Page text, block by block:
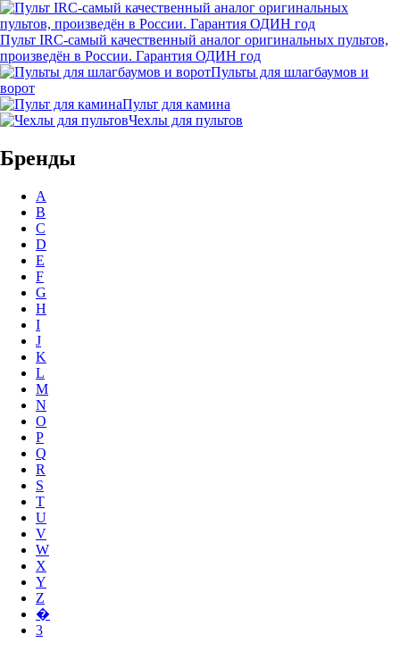
Пульт IRC-самый качественный аналог оригинальных пультов,
произведён в России. Гарантия ОДИН год
Пульты для шлагбаумов и
ворот
Пульт для камина
Чехлы для пультов
Бренды
A
B
C
D
E
F
G
H
I
J
K
L
M
N
O
P
Q
R
S
T
U
V
W
X
Y
Z
�
3